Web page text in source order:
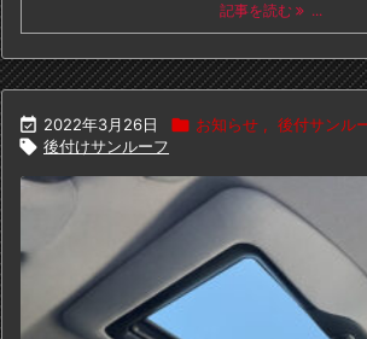
記事を読む ...
 2022年3月26日  お知らせ , 後付サンル
 後付けサンルーフ